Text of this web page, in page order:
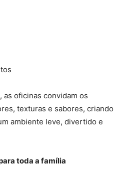
, as oficinas convidam os
texturas e sabores, criando
ambiente leve, divertido e
toda a família